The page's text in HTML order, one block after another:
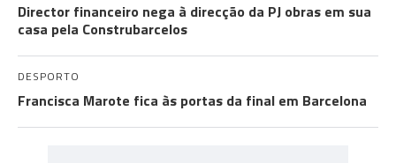
Director financeiro nega à direcção da PJ obras em sua
casa pela Construbarcelos
DESPORTO
Francisca Marote fica às portas da final em Barcelona